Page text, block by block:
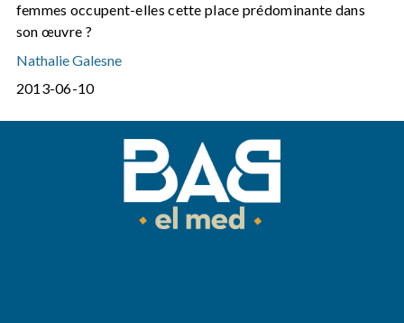
femmes occupent-elles cette place prédominante dans
son œuvre ?
Nathalie Galesne
2013-06-10